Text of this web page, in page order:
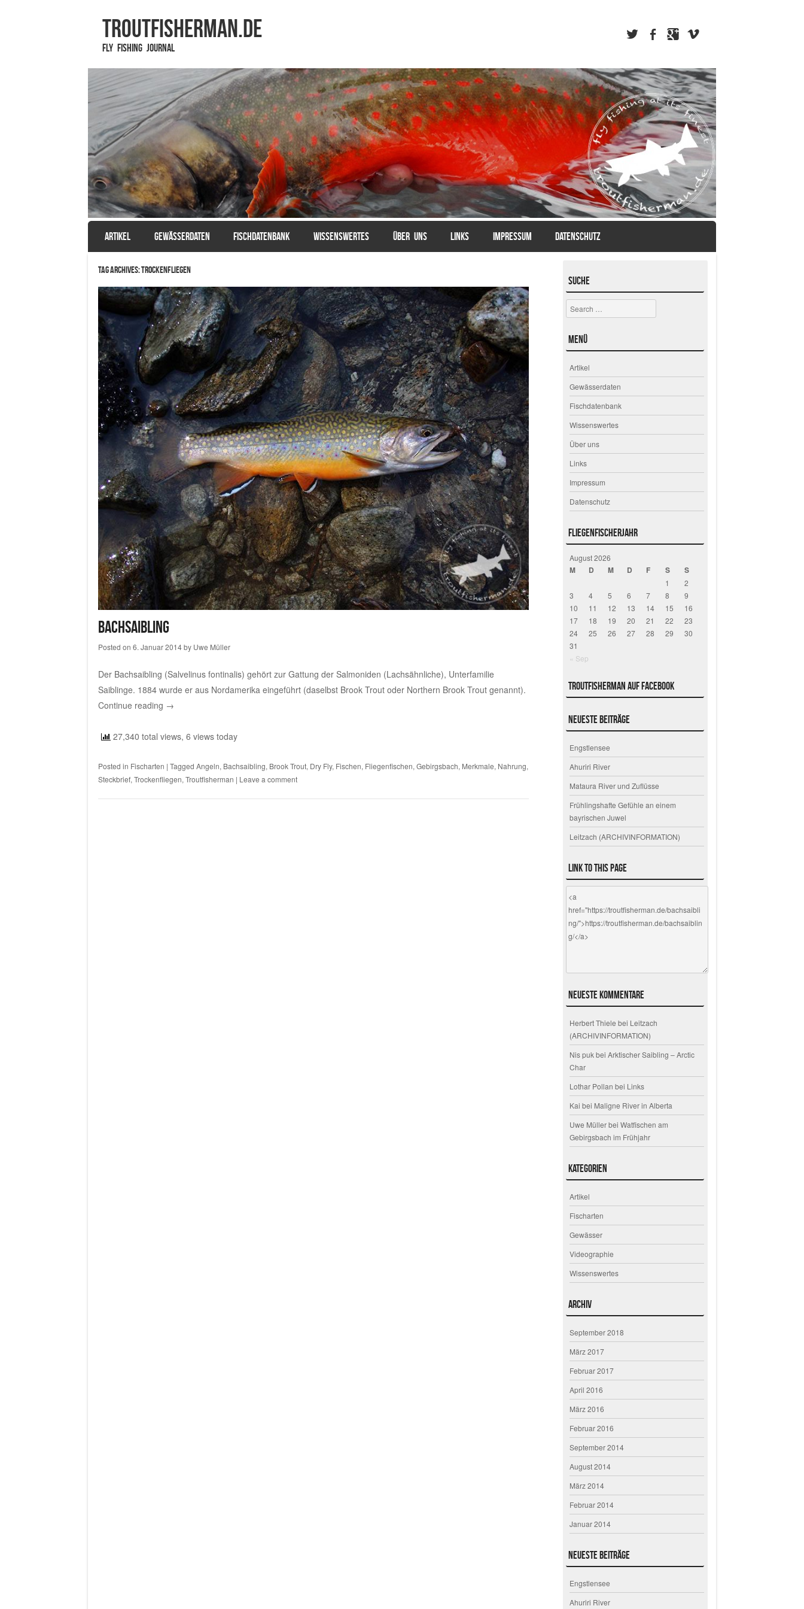
TROUTFISHERMAN.de
Fly Fishing Journal
Menu
SKIP TO CONTENT
ARTIKEL GEWÄSSERDATEN FISCHDATENBANK WISSENSWERTES ÜBER UNS LINKS IMPRESSUM DATENSCHUTZ
Tag Archives:Trockenfliegen
Bachsaibling
Posted on 6. Januar 2014by Uwe Müller
Der Bachsaibling (Salvelinus fontinalis) gehört zur Gattung der Salmoniden (Lachsähnliche), Unterfamilie
Saiblinge. 1884 wurde er aus Nordamerika eingeführt (daselbst Brook Trout oder Northern Brook Trout genannt).
Continue reading →
27,340 total views, 6 views today
Posted in Fischarten | Tagged Angeln, Bachsaibling, Brook Trout, Dry Fly, Fischen, Fliegenfischen, Gebirgsbach, Merkmale, Nahrung,
Steckbrief, Trockenfliegen, Troutfisherman | Leave a comment
Suche
Search
Menü
Artikel
Gewässerdaten
Fischdatenbank
Wissenswertes
Über uns
Links
Impressum
Datenschutz
Fliegenfischerjahr
August 2026
M D M D F S S
« Sep
1
2
3
4 5 6 7 8
9
10
11 12 13 14 15
16
17
18 19 20 21 22
23
24
25 26 27 28 29
30
31
Troutfisherman auf Facebook
Neueste Beiträge
Engstlensee
Ahuriri River
Mataura River und Zuflüsse
Frühlingshafte Gefühle an einem
bayrischen Juwel
Leitzach (ARCHIVINFORMATION)
Link to this page
Neueste Kommentare
Herbert Thiele bei Leitzach
(ARCHIVINFORMATION)
Nis pukbeiArktischer Saibling – Arctic
Char
Lothar Pollan bei Links
Kai bei Maligne River in Alberta
Uwe MüllerbeiWatfischen am
Gebirgsbach im Frühjahr
Kategorien
Artikel
Fischarten
Gewässer
Videographie
Wissenswertes
Archiv
September 2018
März 2017
Februar 2017
April 2016
März 2016
Februar 2016
September 2014
August 2014
März 2014
Februar 2014
Januar 2014
Neueste Beiträge
Engstlensee
Ahuriri River